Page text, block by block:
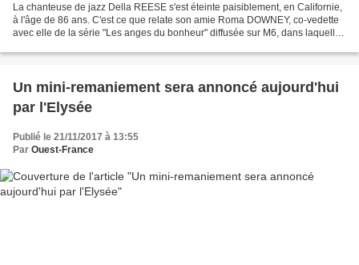
La chanteuse de jazz Della REESE s'est éteinte paisiblement, en Californie,
à l'âge de 86 ans. C'est ce que relate son amie Roma DOWNEY, co-vedette
avec elle de la série "Les anges du bonheur" diffusée sur M6, dans laquelle
Un mini-remaniement sera annoncé aujourd'hui
par l'Elysée
Publié le 21/11/2017 à 13:55
Par Ouest-France